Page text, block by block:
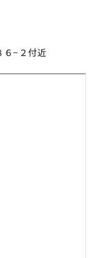
６−２付近